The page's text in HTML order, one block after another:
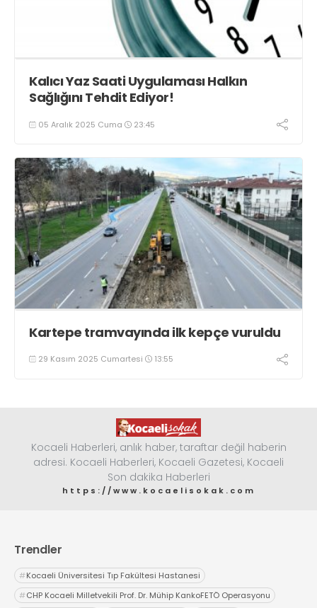
Kalıcı Yaz Saati Uygulaması Halkın
Sağlığını Tehdit Ediyor!
05 Aralık 2025 Cuma 23:45
Kartepe tramvayında ilk kepçe vuruldu
29 Kasım 2025 Cumartesi 13:55
Kocaeli Haberleri, anlık haber, taraftar değil haberin
adresi. Kocaeli Haberleri, Kocaeli Gazetesi, Kocaeli
Son dakika Haberleri
https://www.kocaelisokak.com
Trendler
#Kocaeli Üniversitesi Tıp Fakültesi Hastanesi
#CHP Kocaeli Milletvekili Prof. Dr. Mühip KankoFETÖ Operasyonu